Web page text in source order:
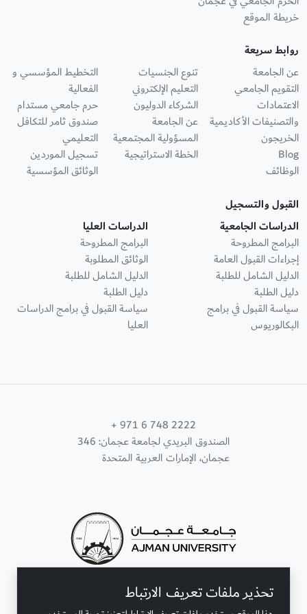
تحذير ملفات تعريف الارتباط
خريطة الموقع
روابط سريعة
عن الجامعة
التقويم الجامعي
الاعتمادات
والتصنيفات الأكاديمية
الخريجون
Blog
الوظائف
تنوع الجنسيات
التعليم الإلكتروني
الشركاء الدوليون
عن الجامعة
المسؤولية المجتمعية
الخطة الاستراتيجية
التخطيط المؤسسي و
الفعالية
حرم جامعي مستدام
صندوق ثامر للتكافل
التعليمي
تسجيل الموردين
الوثائق المؤسسية
القبول والتسجيل
الدراسات الجامعية
البرامج المطروحة
إجراءات القبول العامة
الدليل الشامل للطلبة
دليل الطلبة
سياسة القبول في برامج
البكالوريوس
الدراسات العليا
البرامج المطروحة
الوثائق المطلوبة
الدليل الشامل للطلبة
دليل الطلبة
سياسة القبول في برامج الدراسات
العليا
+ 971 6 748 2222
الصندوق البريدي لجامعة عجمان: 346
عجمان، الإمارات العربية المتحدة
تواصل معنا